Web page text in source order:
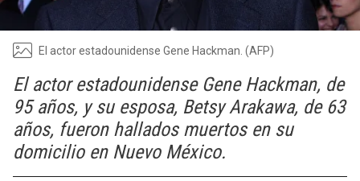
El actor estadounidense Gene Hackman. (AFP)
El actor estadounidense Gene Hackman, de
95 años, y su esposa, Betsy Arakawa, de 63
años, fueron hallados muertos en su
domicilio en Nuevo México.